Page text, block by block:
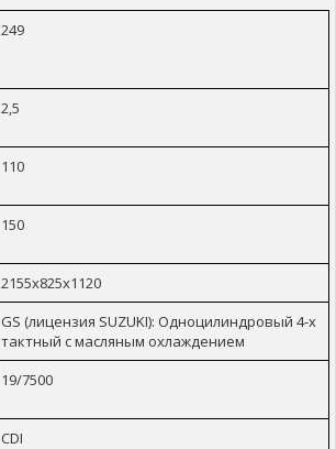
249
2,5
110
150
2155x825x1120
GS (лицензия SUZUKI): Одноцилиндровый 4-х
тактный с масляным охлаждением
19/7500
CDI